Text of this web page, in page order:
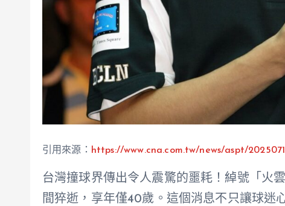
引用來源： https://www.cna.com.tw/news/aspt/
台灣撞球界傳出令人震驚的噩耗！綽號「火
間猝逝，享年僅40歲。這個消息不只讓球迷